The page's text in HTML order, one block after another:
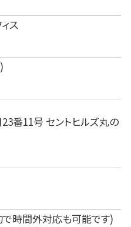
ス
番11号 セントヒルズ丸の
時間外対応も可能です)